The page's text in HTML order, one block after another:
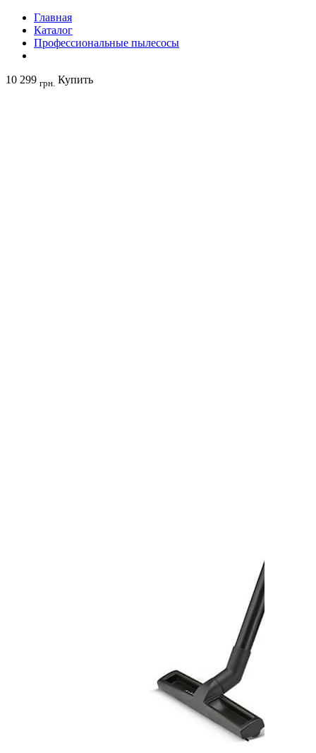
Главная
Каталог
Профессиональные пылесосы
10 299 грн. Купить